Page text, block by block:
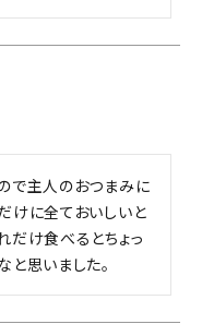
で主人のおつまみに
けに全ておいしいと
だけ食べるとちょっ
と思いました。